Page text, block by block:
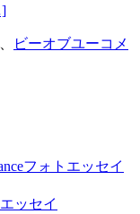
ビーオブユーコメ
フォトエッセイ
ッセイ